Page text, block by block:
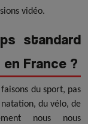
vidéo.
standard
France ?
du sport, pas
du vélo, de
nous nous